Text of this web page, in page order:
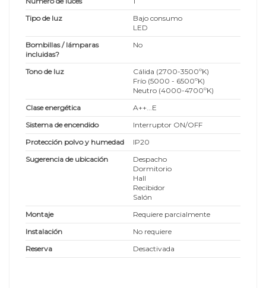
Tipo de luz
Bajo consumo
LED
Bombillas / lámparas
incluidas?
No
Tono de luz
Cálida (2700-3500ºK)
Frío (5000 - 6500ºK)
Neutro (4000-4700ºK)
Clase energética
A++...E
Sistema de encendido
Interruptor ON/OFF
Protección polvo y humedad
IP20
Sugerencia de ubicación
Despacho
Dormitorio
Hall
Recibidor
Salón
Montaje
Requiere parcialmente
Instalación
No requiere
Reserva
Desactivada